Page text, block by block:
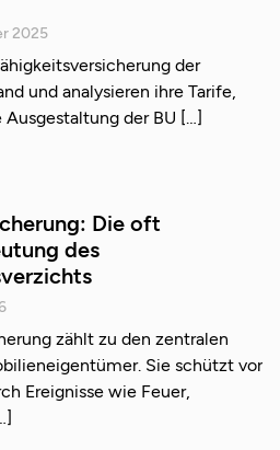
2025
der
und analysieren ihre Tarife,
der BU
Die oft
des
zählt zu den zentralen
Sie schützt vor
Ereignisse wie Feuer,